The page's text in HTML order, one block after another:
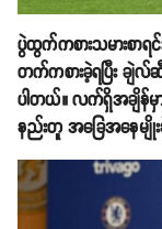
ပွဲထွက်ကစားသမားစာ
တက်ကစားခဲ့ရပြီး ချဲလ်
ပါတယ်။ လက်ရှိအချိန်
နည်းတူ အခြေအနေမျို